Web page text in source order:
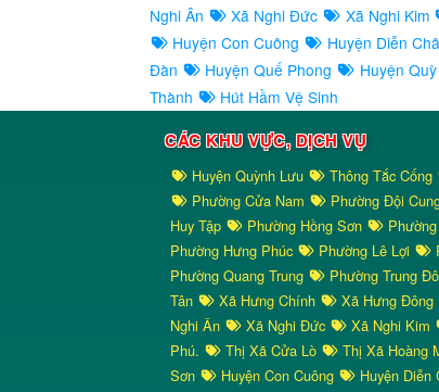
Nghi Ân
Xã Nghi Đức Xã Nghi Kim
Huyện Con Cuông
Huyện Diễn
Đàn
Huyện Quế Phong Huyện
Thành
Hút Hầm Vệ Sinh
CÁC KHU VỰC, DỊCH VỤ
Huyện Quỳnh Lưu Thông Tắc Cống
Phường Cửa Nam
Phường Đội
Huy Tập
Phường Hồng Sơn
Phường Hưng Phúc
Phường Lê Lợi
Phường Quang Trung
Phường Trung Đô
Tân
Xã Hưng Chính Xã Hưng Đông
Nghi Ân
Xã Nghi Đức Xã Nghi Kim
Phú.
Thị Xã Cửa Lò Thị Xã Hoàng
Sơn
Huyện Con Cuông Huyện Diễn